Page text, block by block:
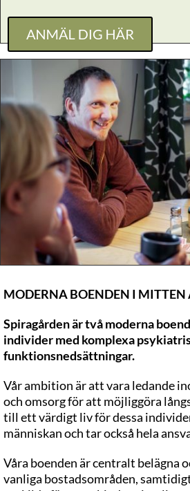
MODERNA BOENDEN I MITTEN
Spiragården är två moderna
individer med komplexa
funktionsnedsättningar.
Vår ambition är att vara ledande
och omsorg för att möjliggöra
till ett värdigt liv för dessa
människan och tar också hela
Våra boenden är centralt belägna
vanliga bostadsområden,